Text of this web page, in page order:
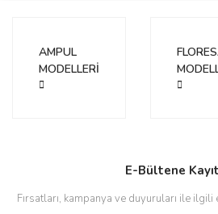
AMPUL
MODELLERİ
E-Bültene
Fırsatları, kampanya ve duyuruları ile